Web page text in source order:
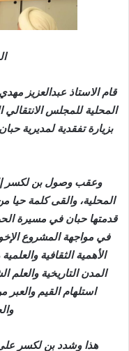
قام الاستاذ عبدالعزيز
المحلية للمجلس
بزيارة تفقدية لمديرية
وعقب وصول بن لكسر
المحلية، والقى كلمة حيا
قدمتها حبان في مسيرة
في مواجهة المشروع
الأهمية الثقافية
المدن التاريخية والعلم
استلهام القيم والعبر
هذا وشدد بن لكسر